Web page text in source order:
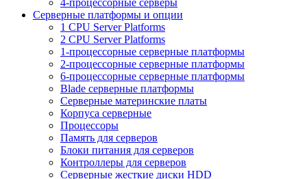
4-процессорные серверы
Серверные платформы и опции
1 CPU Server Platforms
2 CPU Server Platforms
1-процессорные серверные платформы
2-процессорные серверные платформы
6-процессорные серверные платформы
Blade серверные платформы
Серверные материнские платы
Корпуса серверные
Процессоры
Память для серверов
Блоки питания для серверов
Контроллеры для серверов
Серверные жесткие диски HDD